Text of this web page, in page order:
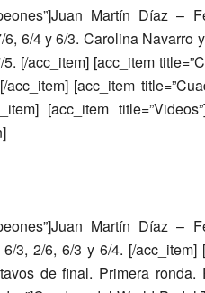
Juan Martín Díaz –
6, 6/4 y 6/3. Carolina Navarro
[/acc_item] [acc_item
[acc_item
[acc_item
Juan Martín Díaz –
3, 2/6, 6/3 y 6/4. [/acc_item]
de final. Primera ronda.